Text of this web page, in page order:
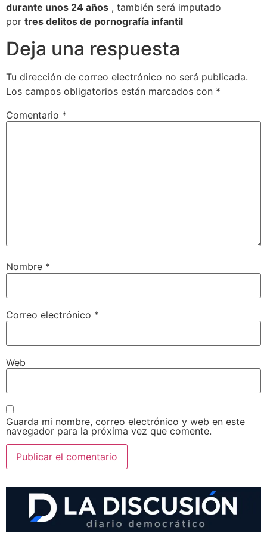
durante unos 24 años , también será imputado
por tres delitos de pornografía infantil
Deja una respuesta
Tu dirección de correo electrónico no será publicada.
Los campos obligatorios están marcados con *
Comentario *
Nombre *
Correo electrónico *
Web
Guarda mi nombre, correo electrónico y web en este
navegador para la próxima vez que comente.